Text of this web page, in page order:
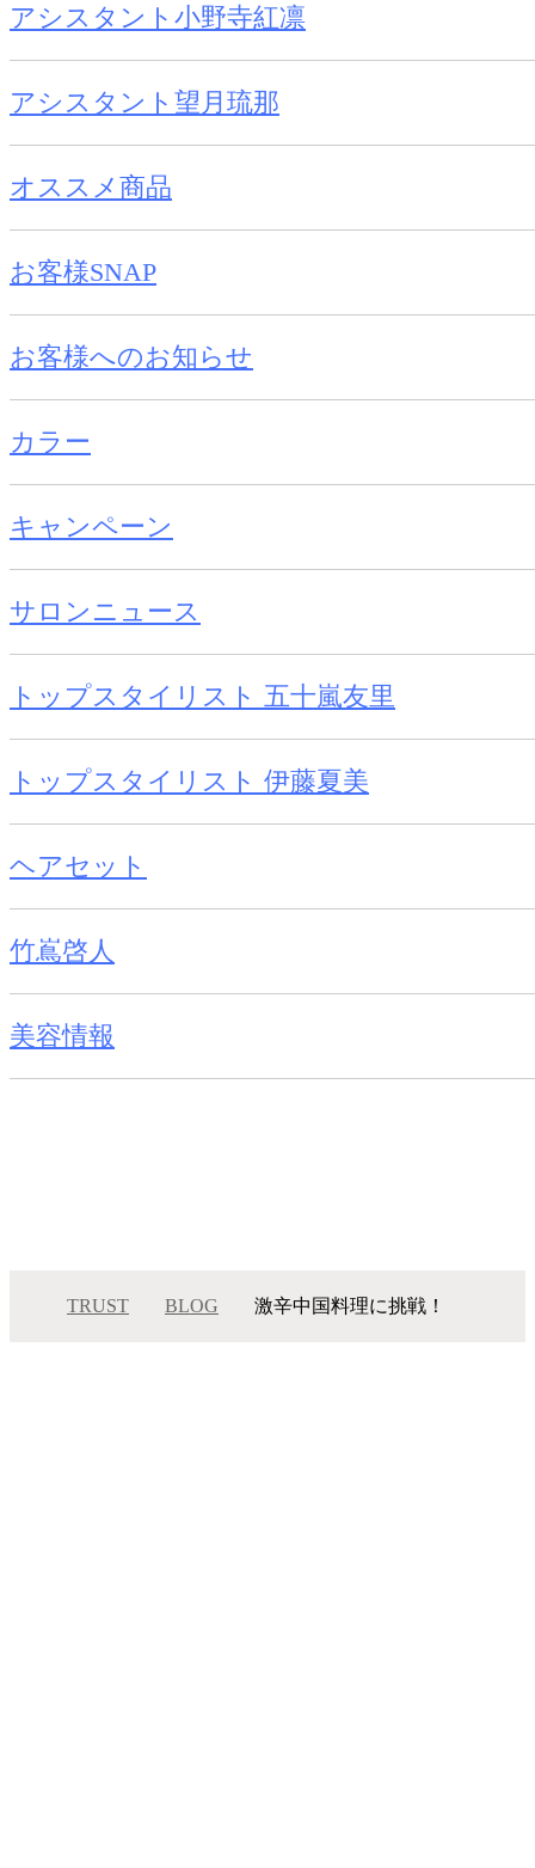
アシスタント小野寺紅凛
アシスタント望月琉那
オススメ商品
お客様SNAP
お客様へのお知らせ
カラー
キャンペーン
サロンニュース
トップスタイリスト 五十嵐友里
トップスタイリスト 伊藤夏美
ヘアセット
竹嶌啓人
美容情報
TRUST BLOG 激辛中国料理に挑戦！